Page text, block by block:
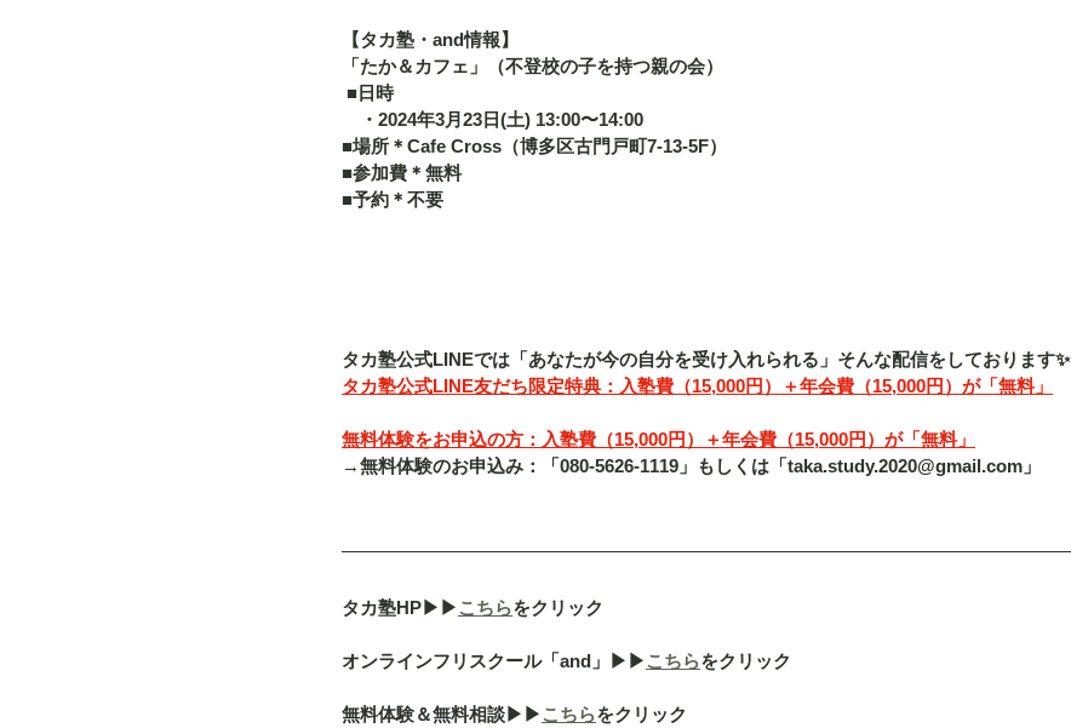
【タカ塾・and情報】
「たか＆カフェ」（不登校の子を持つ親の会）
■日時
・2024年3月23日(土) 13:00〜14:00
■場所＊Cafe Cross（博多区古門戸町7-13-5F）
■参加費＊無料
■予約＊不要
タカ塾公式LINEでは「あなたが今の自分を受け入れられる」そんな配信をしております✨
タカ塾公式LINE友だち限定特典：入塾費（15,000円）＋年会費（15,000円）が「無料」
無料体験をお申込の方：入塾費（15,000円）＋年会費（15,000円）が「無料」
→無料体験のお申込み：「080-5626-1119」もしくは「taka.study.2020@gmail.com」
タカ塾HP▶︎▶︎こちらをクリック
オンラインフリスクール「and」▶︎▶︎こちらをクリック
無料体験＆無料相談▶︎▶︎こちらをクリック